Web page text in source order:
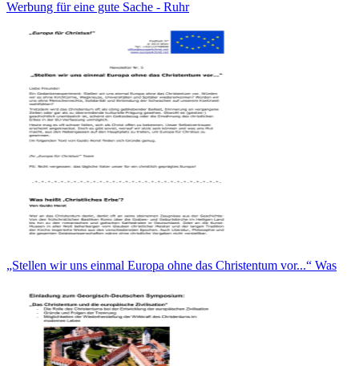
Werbung für eine gute Sache - Ruhr
„Stellen wir uns einmal Europa ohne das Christentum vor...“ Was